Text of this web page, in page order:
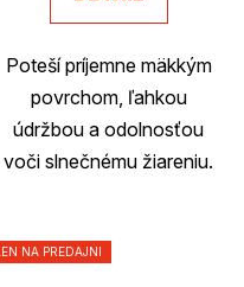
Poteší príjemne mäkkým
povrchom, ľahkou
údržbou a odolnosťou
voči slnečnému žiareniu.
LEN NA PREDAJNI